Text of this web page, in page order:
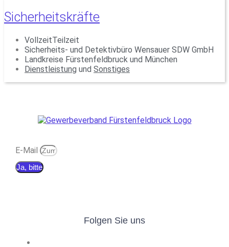
Sicherheitskräfte
VollzeitTeilzeit
Sicherheits- und Detektivbüro Wensauer SDW GmbH
Landkreise Fürstenfeldbruck und München
Dienstleistung und Sonstiges
E-Mail
Ja, bitte
Folgen Sie uns